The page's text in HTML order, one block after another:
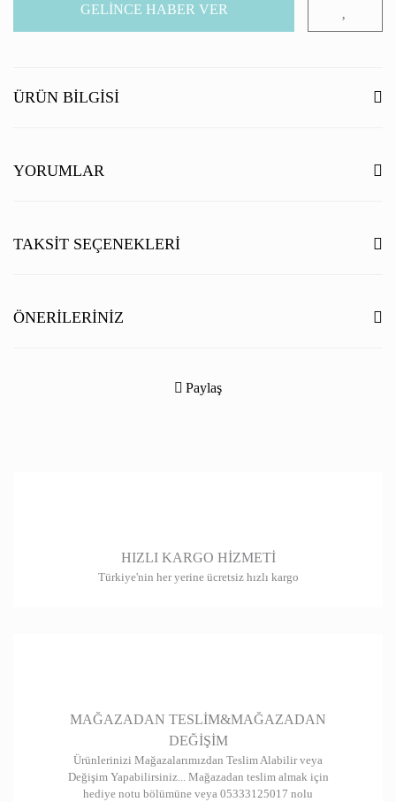
GELİNCE HABER VER
ÜRÜN BILGISI
YORUMLAR
Bu ürüne ilk yorumu siz yapın!
TAKSIT SEÇENEKLERI
ÖNERILERINIZ
yetersiz gördüğünüz noktaları öneri formunu kullanarak tarafımıza
Ürün fiyatı diğer sitelerden daha pahalı.
Gönder
Paylaş
HIZLI KARGO HİZMETİ
Türkiye'nin her yerine ücretsiz hızlı kargo
MAĞAZADAN TESLİM&MAĞAZADAN
DEĞİŞİM
Ürünlerinizi Mağazalarımızdan Teslim Alabilir veya
Değişim Yapabilirsiniz... Mağazadan teslim almak için
hediye notu bölümüne veya 05333125017 nolu